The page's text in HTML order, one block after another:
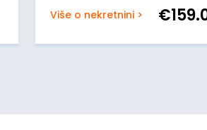
Više o nekretnini > €